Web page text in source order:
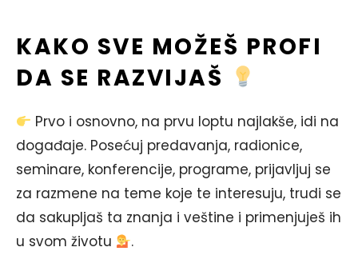
KAKO SVE MOŽEŠ PROFI
DA SE RAZVIJAŠ
Prvo i osnovno, na prvu loptu najlakše, idi na
događaje. Posećuj predavanja, radionice,
seminare, konferencije, programe, prijavljuj se
za razmene na teme koje te interesuju, trudi se
da sakupljaš ta znanja i veštine i primenjuješ ih
u svom životu
.